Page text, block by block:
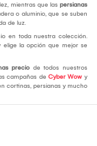
mientras que las persianas
o aluminio, que se suben
de luz.
en toda nuestra colección.
elige la opción que mejor se
precio de todos nuestros
campañas de Cyber Wow y
cortinas, persianas y mucho